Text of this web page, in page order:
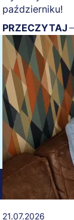
październiku!
PRZECZYTAJ
21.07.2026